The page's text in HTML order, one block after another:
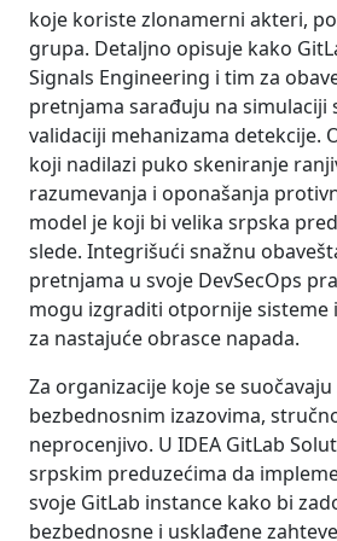
koje koriste zlonamerni akteri,
grupa. Detaljno opisuje kako
Signals Engineering i tim za
pretnjama sarađuju na simulaciji
validaciji mehanizama detekcije.
koji nadilazi puko skeniranje
razumevanja i oponašanja
model je koji bi velika srpska
slede. Integrišući snažnu
pretnjama u svoje DevSecOps
mogu izgraditi otpornije sisteme
za nastajuće obrasce napada.
Za organizacije koje se
bezbednosnim izazovima,
neprocenjivo. U IDEA GitLab
srpskim preduzećima da
svoje GitLab instance kako bi
bezbednosne i usklađene